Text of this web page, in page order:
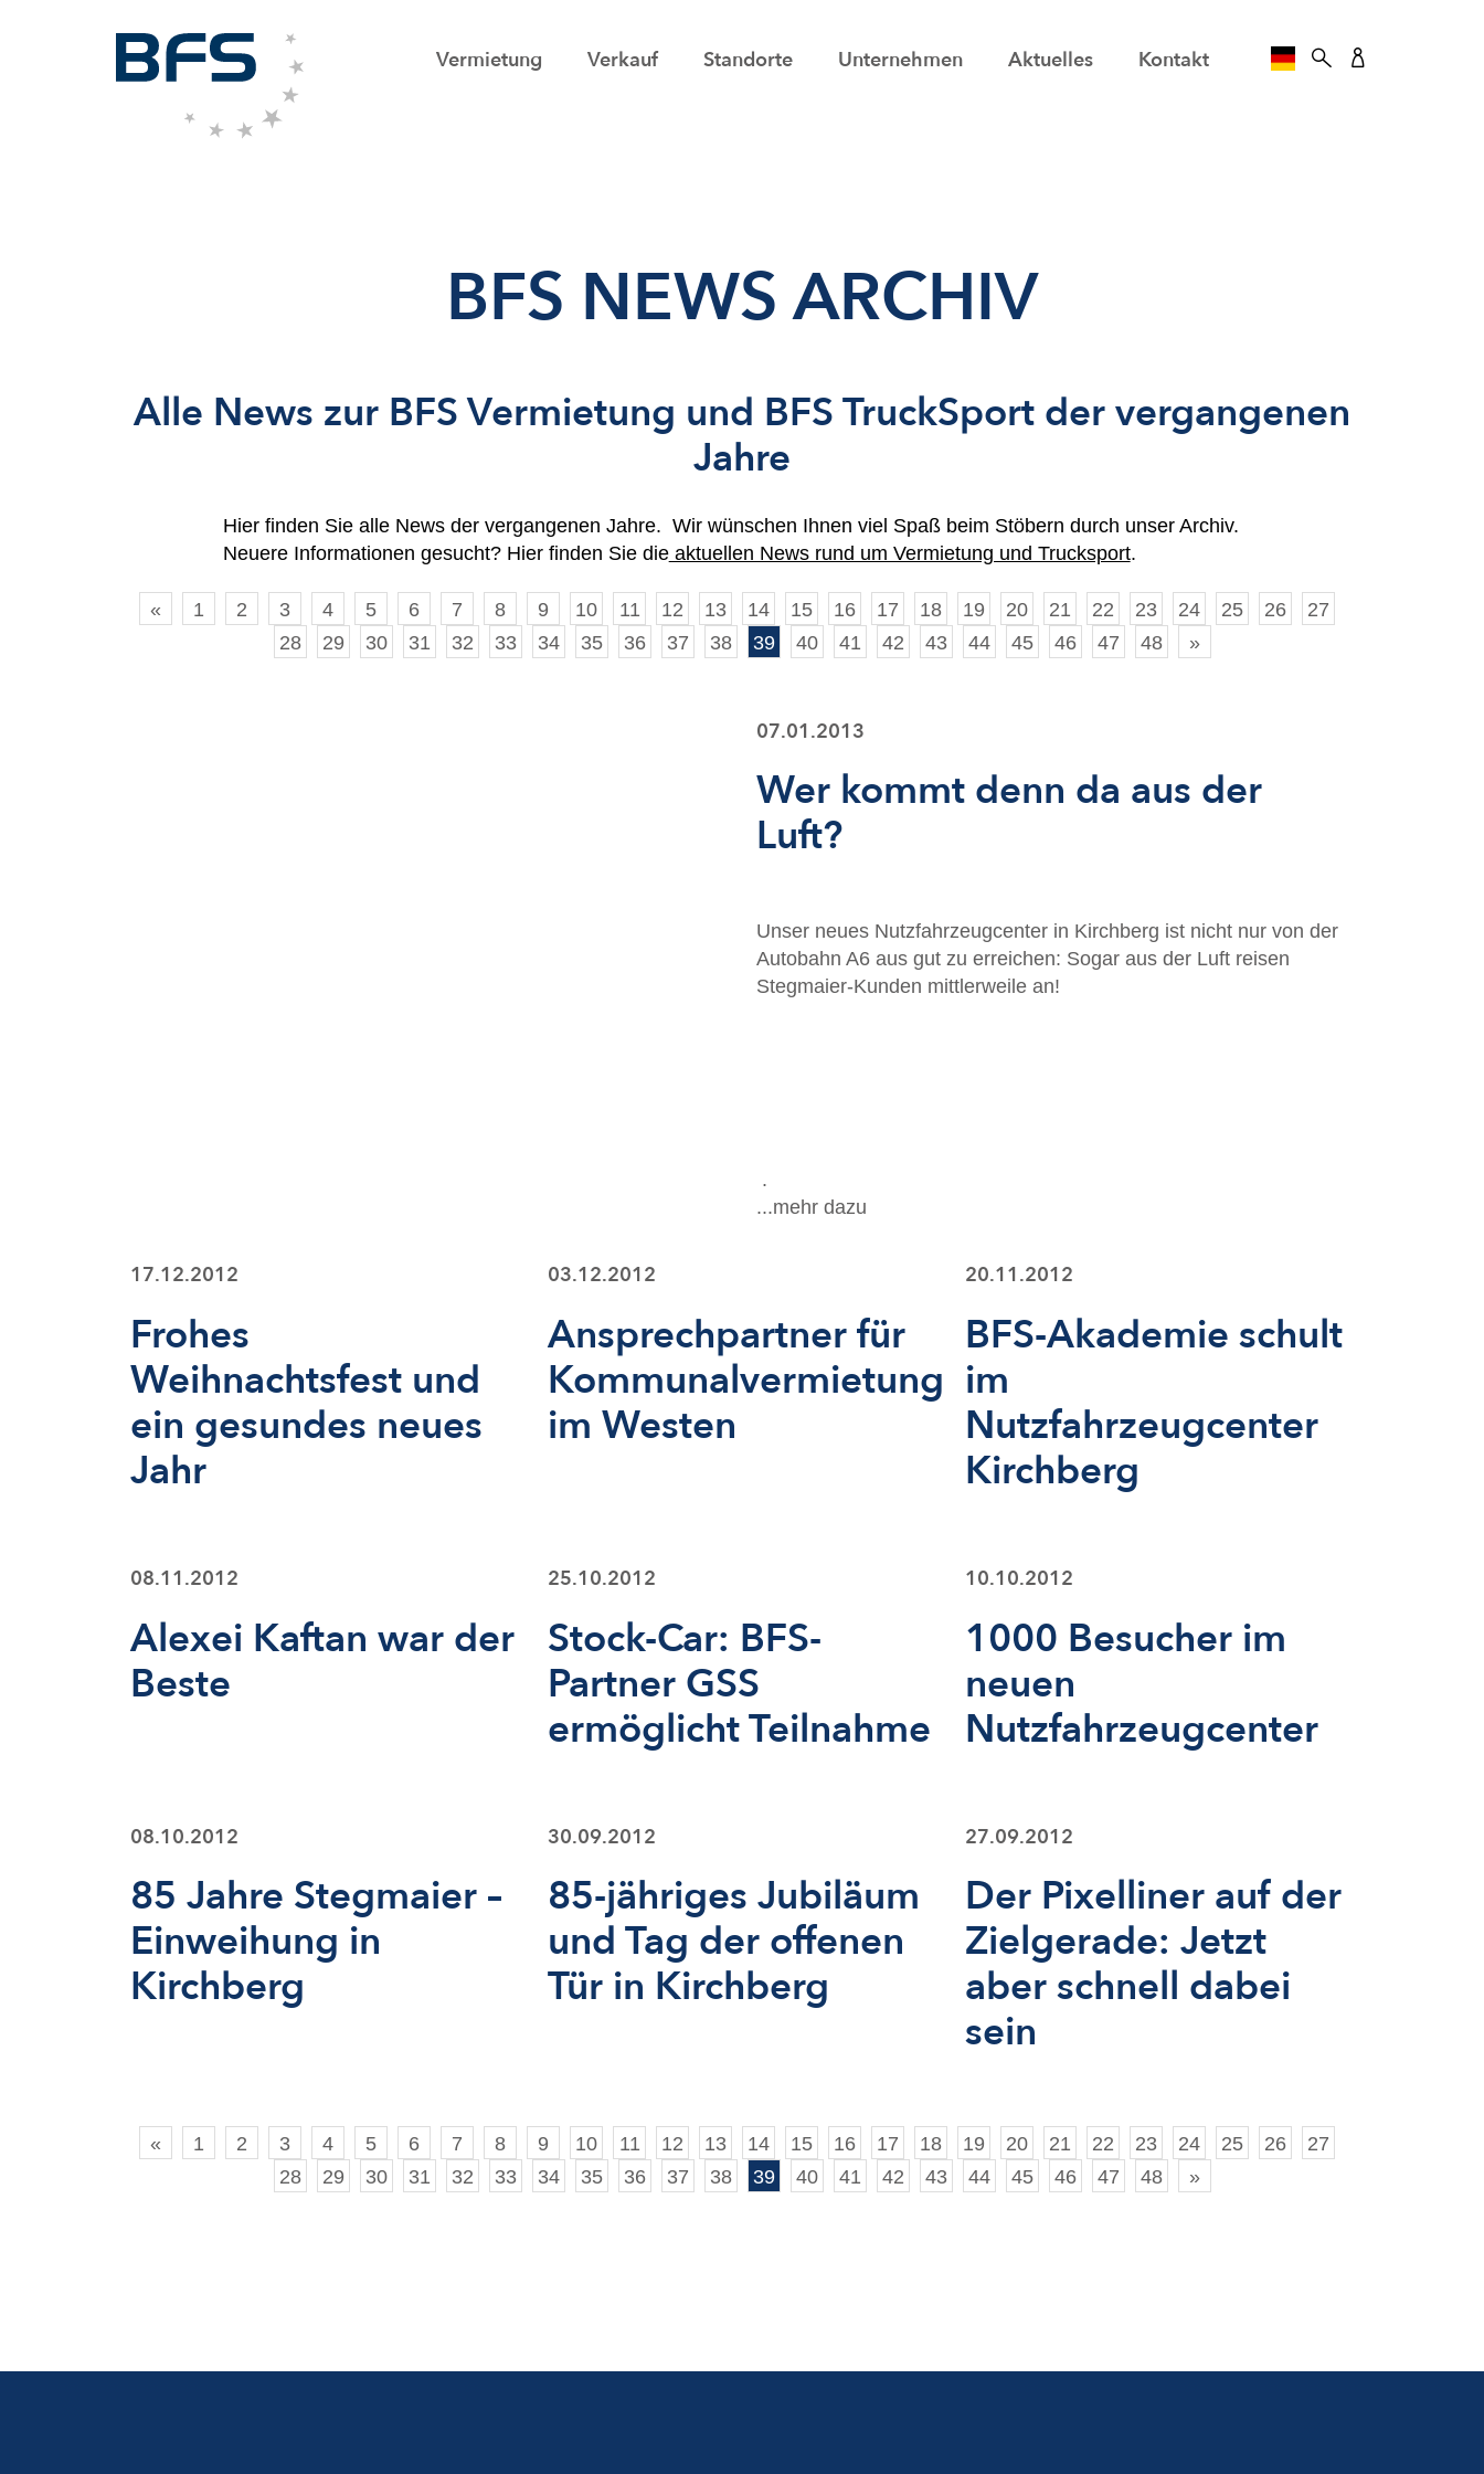
Vermietung Verkauf Standorte Unternehmen Aktuelles Kontakt
BFS NEWS ARCHIV
Alle News zur BFS Vermietung und BFS TruckSport der vergangenen
Jahre
Hier finden Sie alle News der vergangenen Jahre. Wir wünschen Ihnen viel Spaß beim Stöbern durch unser Archiv.
Neuere Informationen gesucht? Hier finden Sie dieaktuellen News rund um Vermietung und Trucksport.
« 1 2 3 4 5 6 7 8 9 10 11 12 13 14 15 16 17 18 19 20 21 22 23 24 25 26
27
28
29 30 31 32 33 34 35 36 37 38 39 40 41 42 43 44 45 46 47 48 »
07.01.2013
Wer kommt denn da aus der
Luft?
Unser neues Nutzfahrzeugcenter in Kirchberg ist nicht nur von der
Autobahn A6 aus gut zu erreichen: Sogar aus der Luft reisen
Stegmaier-Kunden mittlerweile an!
.
...mehr dazu
17.12.2012
Frohes
Weihnachtsfest und
ein gesundes neues
Jahr
03.12.2012
Ansprechpartner für
Kommunalvermietung
im Westen
20.11.2012
BFS-Akademie schult
im
Nutzfahrzeugcenter
Kirchberg
08.11.2012
Alexei Kaftan war der
Beste
25.10.2012
Stock-Car: BFS-
Partner GSS
ermöglicht Teilnahme
10.10.2012
1000 Besucher im
neuen
Nutzfahrzeugcenter
08.10.2012
85 Jahre Stegmaier –
Einweihung in
Kirchberg
30.09.2012
85-jähriges Jubiläum
und Tag der offenen
Tür in Kirchberg
27.09.2012
Der Pixelliner auf der
Zielgerade: Jetzt
aber schnell dabei
sein
« 1 2 3 4 5 6 7 8 9 10 11 12 13 14 15 16 17 18 19 20 21 22 23 24 25 26
27
28
29 30 31 32 33 34 35 36 37 38 39 40 41 42 43 44 45 46 47 48 »